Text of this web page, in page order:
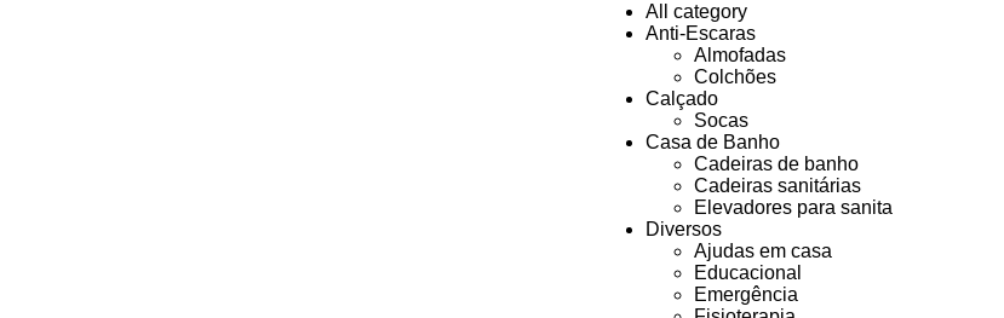
All category
Anti-Escaras
Almofadas
Colchões
Calçado
Socas
Casa de Banho
Cadeiras de banho
Cadeiras sanitárias
Elevadores para sanita
Diversos
Ajudas em casa
Educacional
Emergência